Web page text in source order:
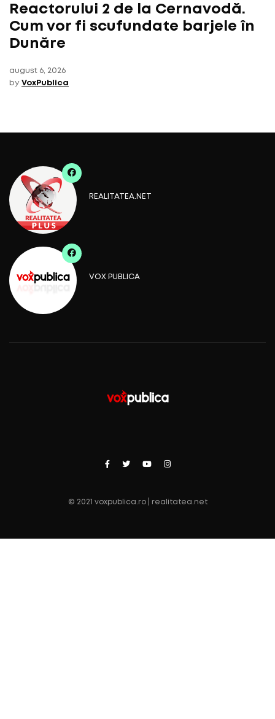
Reactorului 2 de la Cernavodă.
Cum vor fi scufundate barjele în
Dunăre
august 6, 2026
by VoxPublica
REALITATEA.NET
VOX PUBLICA
© 2021 voxpublica.ro | realitatea.net